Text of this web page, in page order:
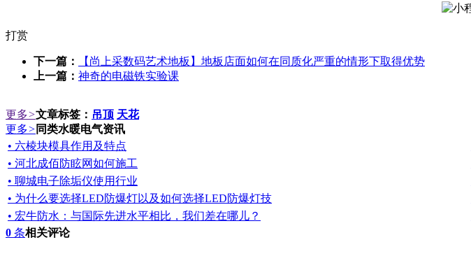
打赏
下一篇：
【尚上采数码艺术地板】地板店面如何在同质化严重的情形下取得优势
上一篇： 神奇的电磁铁实验课
更多>文章标签： 吊顶 天花
更多> 同类水暖电气资讯
• 六棱块模具作用及特点
• 河北成佰防眩网如何施工
• 聊城电子除垢仪使用行业
• 为什么要选择LED防爆灯以及如何选择LED防爆灯技
• 宏牛防水：与国际先进水平相比，我们差在哪儿？
0 条相关评论